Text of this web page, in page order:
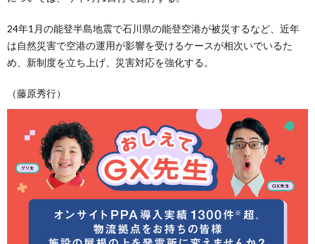
24年1月の能登半島地震で石川県の能登空港が被災するなど、近年
は自然災害で空港の運用が影響を受けるケースが相次いでいるた
め、新制度を立ち上げ、災害対応を強化する。
（藤原秀行）